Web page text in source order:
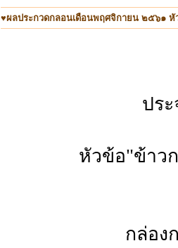
♥ผลประกวดกลอนเดือนพฤศจิกายน ๒๕๖๑ หั
ปร
หัวข้อ"ข้าว
กล่อง